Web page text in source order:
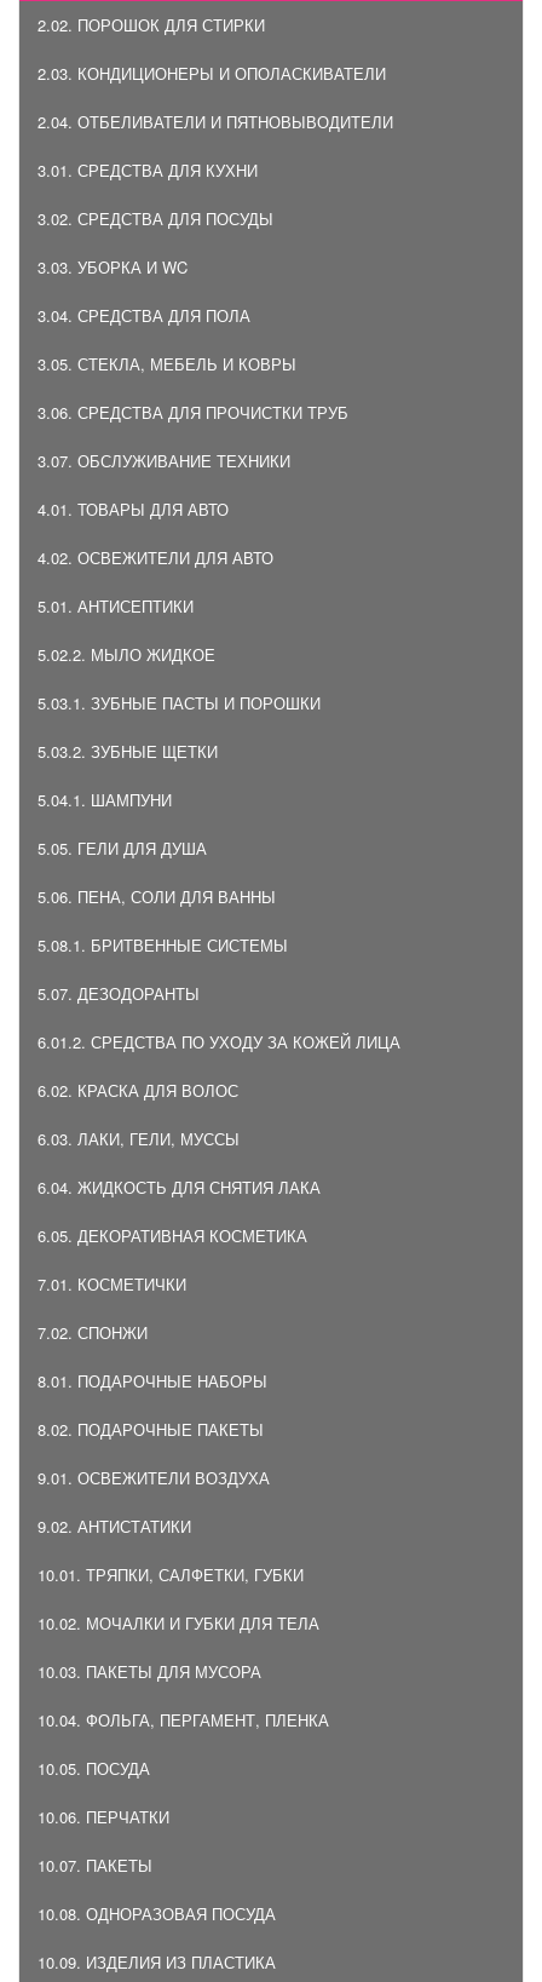
2.02. ПОРОШОК ДЛЯ СТИРКИ
2.03. КОНДИЦИОНЕРЫ И ОПОЛАСКИВАТЕЛИ
2.04. ОТБЕЛИВАТЕЛИ И ПЯТНОВЫВОДИТЕЛИ
3.01. СРЕДСТВА ДЛЯ КУХНИ
3.02. СРЕДСТВА ДЛЯ ПОСУДЫ
3.03. УБОРКА И WC
3.04. СРЕДСТВА ДЛЯ ПОЛА
3.05. СТЕКЛА, МЕБЕЛЬ И КОВРЫ
3.06. СРЕДСТВА ДЛЯ ПРОЧИСТКИ ТРУБ
3.07. ОБСЛУЖИВАНИЕ ТЕХНИКИ
4.01. ТОВАРЫ ДЛЯ АВТО
4.02. ОСВЕЖИТЕЛИ ДЛЯ АВТО
5.01. АНТИСЕПТИКИ
5.02.2. МЫЛО ЖИДКОЕ
5.03.1. ЗУБНЫЕ ПАСТЫ И ПОРОШКИ
5.03.2. ЗУБНЫЕ ЩЕТКИ
5.04.1. ШАМПУНИ
5.05. ГЕЛИ ДЛЯ ДУША
5.06. ПЕНА, СОЛИ ДЛЯ ВАННЫ
5.08.1. БРИТВЕННЫЕ СИСТЕМЫ
5.07. ДЕЗОДОРАНТЫ
6.01.2. СРЕДСТВА ПО УХОДУ ЗА КОЖЕЙ ЛИЦА
6.02. КРАСКА ДЛЯ ВОЛОС
6.03. ЛАКИ, ГЕЛИ, МУССЫ
6.04. ЖИДКОСТЬ ДЛЯ СНЯТИЯ ЛАКА
6.05. ДЕКОРАТИВНАЯ КОСМЕТИКА
7.01. КОСМЕТИЧКИ
7.02. СПОНЖИ
8.01. ПОДАРОЧНЫЕ НАБОРЫ
8.02. ПОДАРОЧНЫЕ ПАКЕТЫ
9.01. ОСВЕЖИТЕЛИ ВОЗДУХА
9.02. АНТИСТАТИКИ
10.01. ТРЯПКИ, САЛФЕТКИ, ГУБКИ
10.02. МОЧАЛКИ И ГУБКИ ДЛЯ ТЕЛА
10.03. ПАКЕТЫ ДЛЯ МУСОРА
10.04. ФОЛЬГА, ПЕРГАМЕНТ, ПЛЕНКА
10.05. ПОСУДА
10.06. ПЕРЧАТКИ
10.07. ПАКЕТЫ
10.08. ОДНОРАЗОВАЯ ПОСУДА
10.09. ИЗДЕЛИЯ ИЗ ПЛАСТИКА